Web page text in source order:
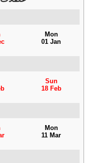
Mon
01 Jan
Sun
18 Feb
Mon
11 Mar